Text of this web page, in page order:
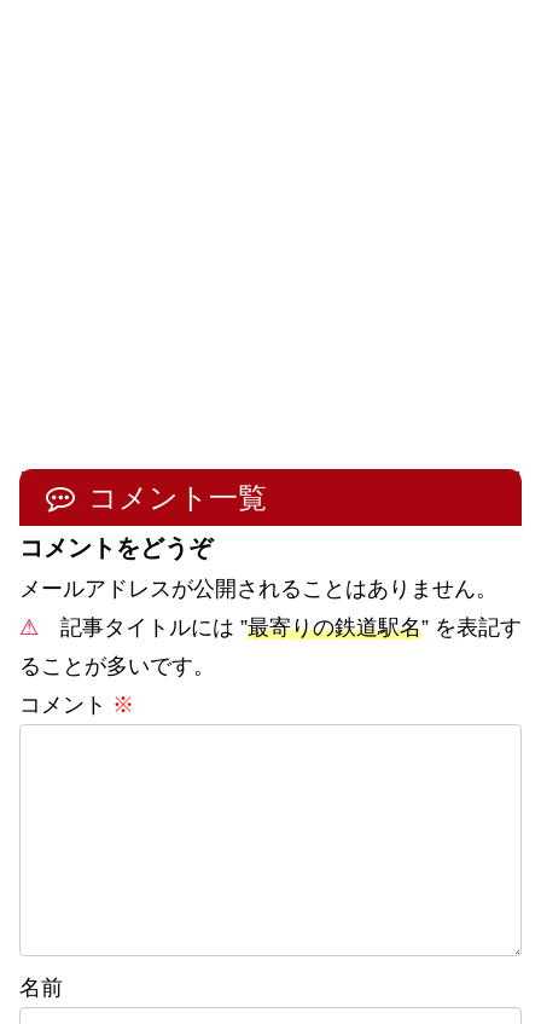
コメント一覧
コメントをどうぞ
メールアドレスが公開されることはありません。
⚠ 記事タイトルには ”最寄りの鉄道駅名” を表記す
ることが多いです。
コメント ※
名前